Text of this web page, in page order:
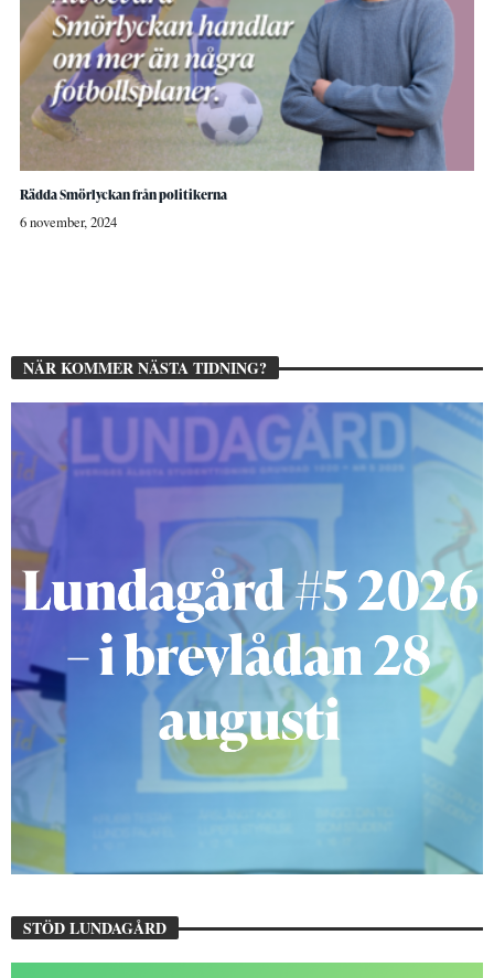
Rädda Smörlyckan från politikerna
6 november, 2024
NÄR KOMMER NÄSTA TIDNING?
STÖD LUNDAGÅRD